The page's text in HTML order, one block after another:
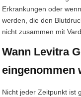
Erkrankungen oder
werden, die den
nicht zusammen mit
Wann Levitra
eingenommen
Nicht jeder Zeitpunkt ist